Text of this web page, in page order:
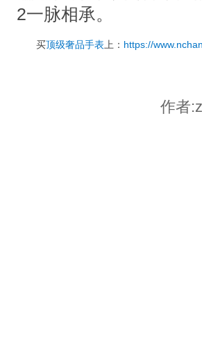
2一脉相承。
买顶级奢品手表 上： https://
作者